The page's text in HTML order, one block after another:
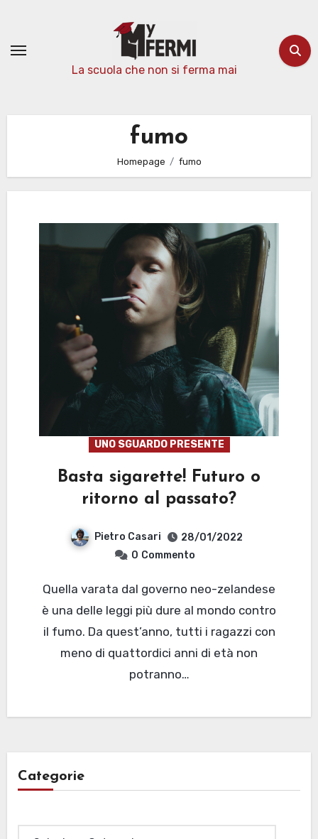
contenuto
La scuola che non si ferma mai
fumo
Homepage fumo
UNO SGUARDO PRESENTE
Basta sigarette! Futuro o
ritorno al passato?
Pietro Casari
28/01/2022
0 Commento
Quella varata dal governo neo-zelandese
è una delle leggi più dure al mondo contro
il fumo. Da quest’anno, tutti i ragazzi con
meno di quattordici anni di età non
potranno…
Categorie